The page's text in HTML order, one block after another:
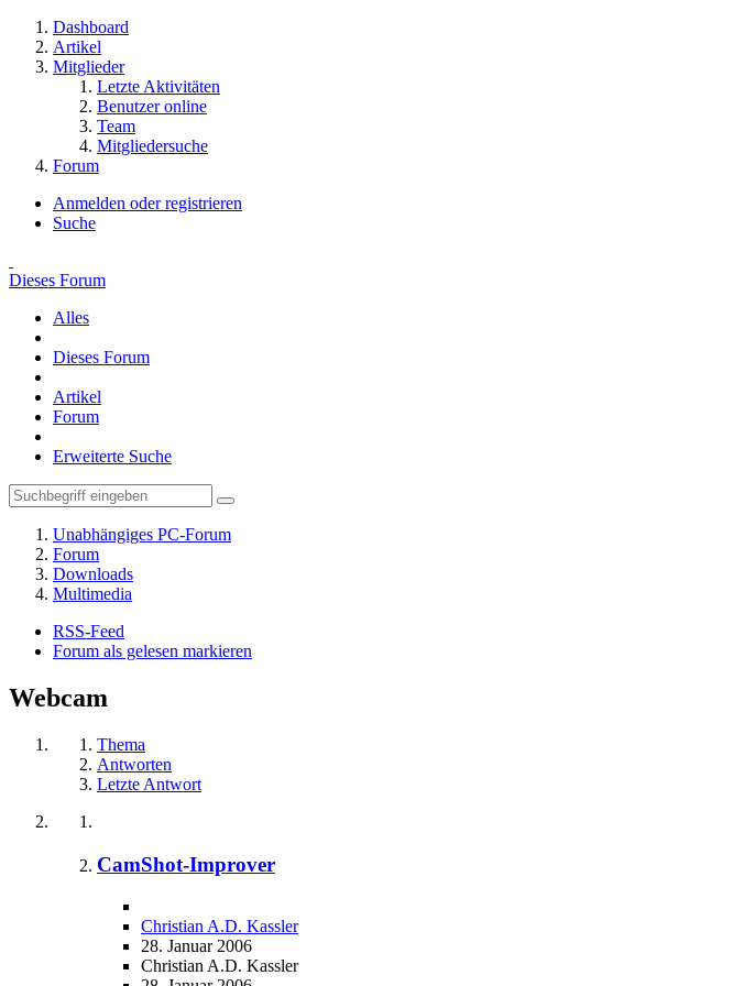
Dashboard
Artikel
Mitglieder
Letzte Aktivitäten
Benutzer online
Team
Mitgliedersuche
Forum
Anmelden oder registrieren
Suche
Dieses Forum
Alles
Dieses Forum
Artikel
Forum
Erweiterte Suche
Unabhängiges PC-Forum
Forum
Downloads
Multimedia
RSS-Feed
Forum als gelesen markieren
Webcam
Thema
Antworten
Letzte Antwort
CamShot-Improver
Christian A.D. Kassler
28. Januar 2006
Christian A.D. Kassler